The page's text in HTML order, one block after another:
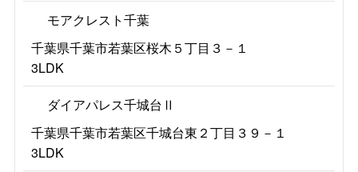
モアクレスト千葉
千葉県千葉市若葉区桜木５丁目３－１
3LDK
ダイアパレス千城台Ⅱ
千葉県千葉市若葉区千城台東２丁目３９－１
3LDK